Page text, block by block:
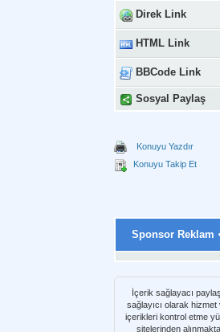
Direk Link
HTML Link
BBCode Link
Sosyal Paylaş
Konuyu Yazdır
Konuyu Takip Et
Sponsor Reklam
İçerik sağlayacı
sağlayıcı olarak
içerikleri kontrol etme
sitelerinden alınmaktadır. Sitemizde yer alan tüm download